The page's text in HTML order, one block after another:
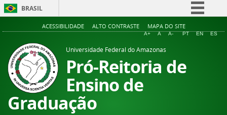
BRASIL
Simplifique!
Acesso à informação
ACESSIBILIDADE ALTO CONTRASTE MAPA DO SITE
A+ A A- PT EN ES
Universidade Federal do Amazonas
Pró-Reitoria de
Ensino de
Graduação